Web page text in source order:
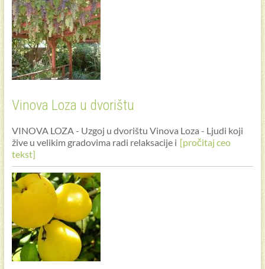
Vinova Loza u dvorištu
VINOVA LOZA - Uzgoj u dvorištu Vinova Loza - Ljudi koji
žive u velikim gradovima radi relaksacije i [pročitaj ceo
tekst]